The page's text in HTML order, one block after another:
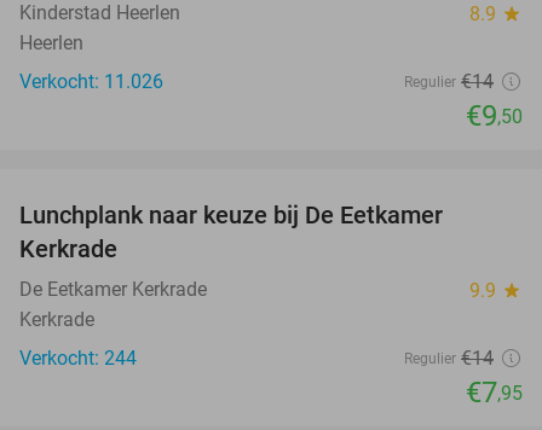
Kinderstad Heerlen 8.9 star
Heerlen
Verkocht: 11.026
Regulier €14
€9,50
Lunchplank naar keuze bij De Eetkamer
Kerkrade
De Eetkamer Kerkrade 9.9 star
Kerkrade
Verkocht: 244
Regulier €14
€7,95